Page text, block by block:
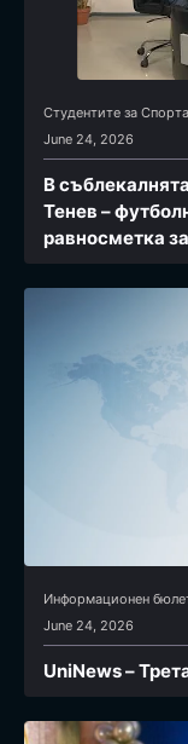
Студентите за Спортa
June 24, 2026
В
Тенев –
равносметка
Информационен
June 24, 2026
UniNews –